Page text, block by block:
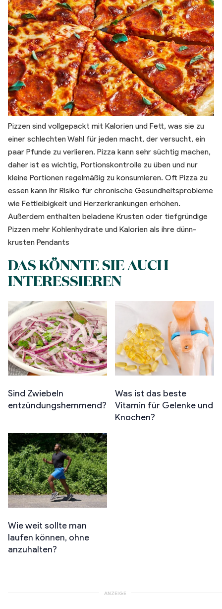
Pizzen sind vollgepackt mit Kalorien und Fett, was sie zu
einer schlechten Wahl für jeden macht, der versucht, ein
paar Pfunde zu verlieren. Pizza kann sehr süchtig machen,
daher ist es wichtig, Portionskontrolle zu üben und nur
kleine Portionen regelmäßig zu konsumieren. Oft Pizza zu
essen kann Ihr Risiko für chronische Gesundheitsprobleme
wie Fettleibigkeit und Herzerkrankungen erhöhen.
Außerdem enthalten beladene Krusten oder tiefgründige
Pizzen mehr Kohlenhydrate und Kalorien als ihre dünn-
krusten Pendants
DAS KÖNNTE SIE AUCH
INTERESSIEREN
Sind Zwiebeln
entzündungshemmend?
Was ist das beste
Vitamin für Gelenke und
Knochen?
Wie weit sollte man
laufen können, ohne
anzuhalten?
ANZEIGE